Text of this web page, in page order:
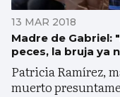
13 MAR 2018
Madre de Gabriel:
peces, la bruja ya
Patricia Ramírez,
muerto